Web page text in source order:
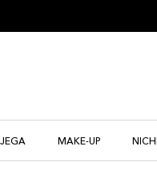
MAKE-UP